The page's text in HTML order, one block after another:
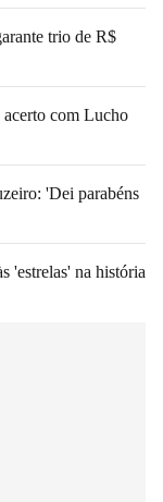
trio de R$
acerto com Lucho
'Dei parabéns
'estrelas' na história